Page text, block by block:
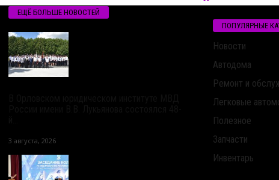
ЕЩЁ БОЛЬШЕ НОВОСТЕЙ
3 августа, 2026
ПОПУЛЯРНЫЕ
Новости
Автодома
Ремонт и
Легковые
Полезное
Запчасти
Инвентарь